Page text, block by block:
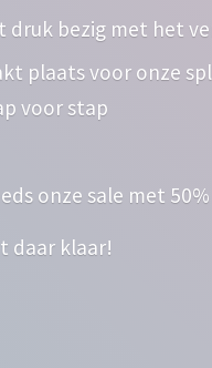
bezig met het
plaats voor onze
voor stap
onze sale met
daar klaar!